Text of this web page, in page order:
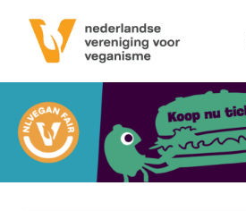
inhoud
Zoeken
naar: